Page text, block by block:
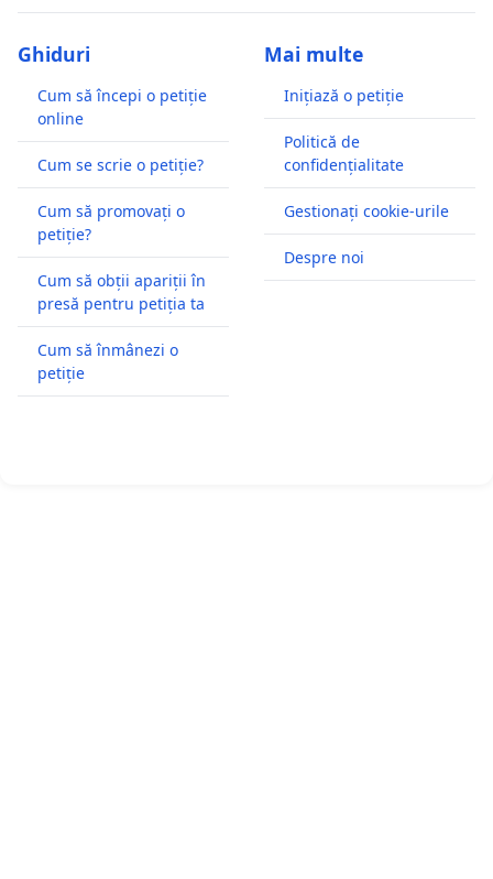
Ghiduri
Cum să începi o petiție
online
Cum se scrie o petiție?
Cum să promovați o
petiție?
Cum să obții apariții în
presă pentru petiția ta
Cum să înmânezi o
petiție
Mai multe
Inițiază o petiție
Politică de
confidențialitate
Gestionați cookie-urile
Despre noi